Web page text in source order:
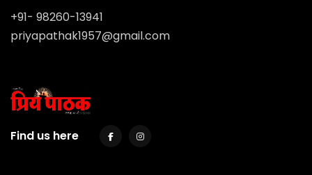
+91- 98260-13941
priyapathak1957@gmail.com
Find us here